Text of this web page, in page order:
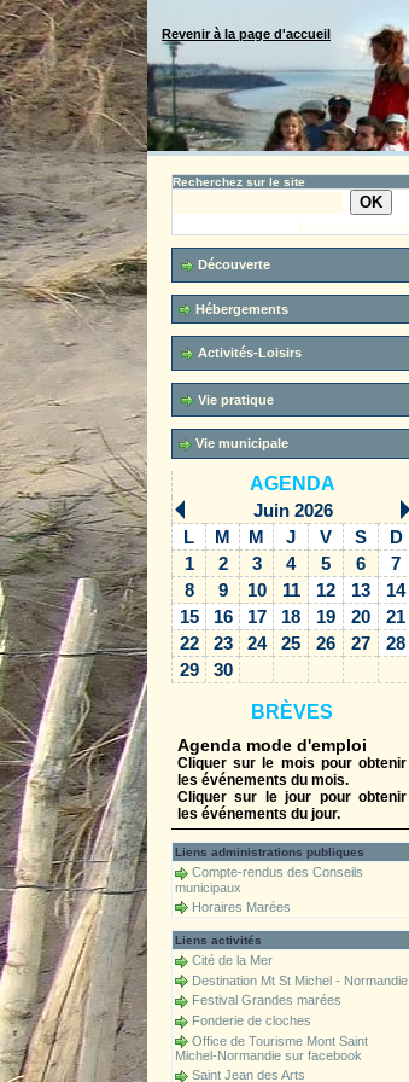
Revenir à la page d'accueil
Recherchez sur le site
Recherche avancée
Découverte
Hébergements
Activités-Loisirs
Vie pratique
Vie municipale
AGENDA
Juin 2026
L
M M J V S
D
1
2 3 4 5 6
7
8
9 10 11 12 13
14
15
16 17 18 19 20
21
22
23 24 25 26 27
28
29
30
BRÈVES
Agenda mode d'emploi
Cliquer sur le mois pour obtenir
les événements du mois.
Cliquer sur le jour pour obtenir
les événements du jour.
Liens administrations publiques
Compte-rendus des Conseils
municipaux
Horaires Marées
Liens activités
Cité de la Mer
Destination Mt St Michel - Normandie
Festival Grandes marées
Fonderie de cloches
Office de Tourisme Mont Saint
Michel-Normandie sur facebook
Saint Jean des Arts